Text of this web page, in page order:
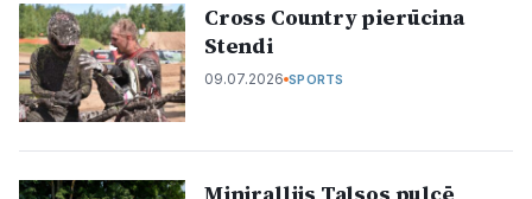
Kontakti
Ziņo redakcijai
Cross Country pierūcina
Stendi
09.07.2026 SPORTS